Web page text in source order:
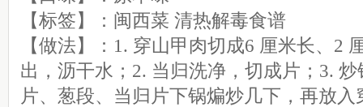
【标签】：闽西菜 清热解毒食谱
【做法】：1. 穿山甲肉切成6 厘米长、2
出，沥干水；2. 当归洗净，切成片；3.
片、葱段、当归片下锅煸炒几下，再放